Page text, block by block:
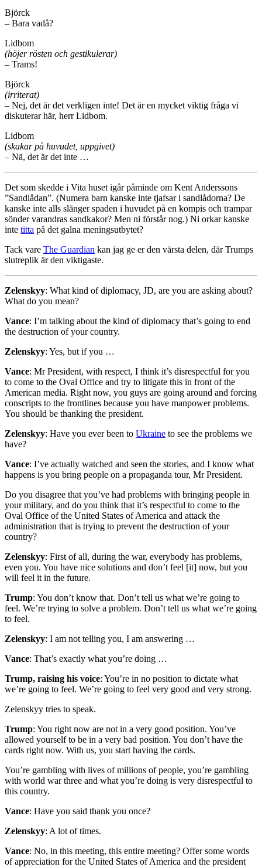
Björck
– Bara vadå?
Lidbom
(höjer rösten och gestikulerar)
– Trams!
Björck
(irriterat)
– Nej, det är det verkligen inte! Det är en mycket viktig fråga vi
diskuterar här, herr Lidbom.
Lidbom
(skakar på huvudet, uppgivet)
– Nä, det är det inte …
Det som skedde i Vita huset igår påminde om Kent Anderssons
”Sandlådan”. (Numera barn kanske inte tjafsar i sandlådorna? De
kanske inte alls slänger spaden i huvudet på en kompis och trampar
sönder varandras sandkakor? Men ni förstår nog.) Ni orkar kanske
inte titta på det galna meningsutbytet?
Tack vare The Guardian kan jag ge er den värsta delen, där Trumps
slutreplik är den viktigaste.
Zelenskyy: What kind of diplomacy, JD, are you are asking about?
What do you mean?
Vance: I’m talking about the kind of diplomacy that’s going to end
the destruction of your country.
Zelenskyy: Yes, but if you …
Vance: Mr President, with respect, I think it’s disrespectful for you
to come to the Oval Office and try to litigate this in front of the
American media. Right now, you guys are going around and forcing
conscripts to the frontlines because you have manpower problems.
You should be thanking the president.
Zelenskyy: Have you ever been to Ukraine to see the problems we
have?
Vance: I’ve actually watched and seen the stories, and I know what
happens is you bring people on a propaganda tour, Mr President.
Do you disagree that you’ve had problems with bringing people in
your military, and do you think that it’s respectful to come to the
Oval Office of the United States of America and attack the
administration that is trying to prevent the destruction of your
country?
Zelenskyy: First of all, during the war, everybody has problems,
even you. You have nice solutions and don’t feel [it] now, but you
will feel it in the future.
Trump: You don’t know that. Don’t tell us what we’re going to
feel. We’re trying to solve a problem. Don’t tell us what we’re going
to feel.
Zelenskyy: I am not telling you, I am answering …
Vance: That’s exactly what you’re doing …
Trump, raising his voice: You’re in no position to dictate what
we’re going to feel. We’re going to feel very good and very strong.
Zelenskyy tries to speak.
Trump: You right now are not in a very good position. You’ve
allowed yourself to be in a very bad position. You don’t have the
cards right now. With us, you start having the cards.
You’re gambling with lives of millions of people, you’re gambling
with world war three and what you’re doing is very disrespectful to
this country.
Vance: Have you said thank you once?
Zelenskyy: A lot of times.
Vance: No, in this meeting, this entire meeting? Offer some words
of appreciation for the United States of America and the president